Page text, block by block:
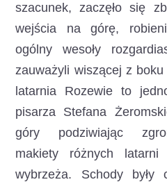
szacunek, zaczęło się
wejścia na górę,
ogólny wesoły
zauważyli wiszącej z
latarnia Rozewie to
pisarza Stefana
góry podziwiając
makiety różnych
wybrzeża. Schody